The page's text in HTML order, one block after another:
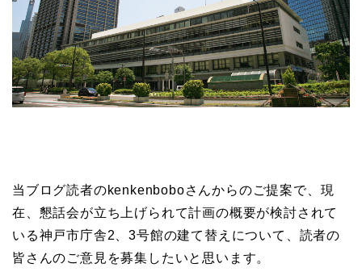
当ブログ読者のkenkenboboさんからのご提案で、現
在、懇話会が立ち上げられて計画の概要が検討されて
いる神戸市庁舎2、3号館の建て替えについて、読者の
皆さんのご意見を募集したいと思います。